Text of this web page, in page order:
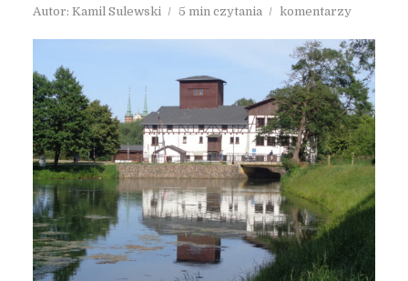
Autor: Kamil Sulewski 5 min czytania komentarzy